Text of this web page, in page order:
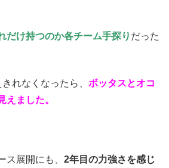
だけ持つのか各チーム手探り だった
れなくなったら、 ボッタスとオコ
えました。
ス展開にも、 2年目の力強さを感じ